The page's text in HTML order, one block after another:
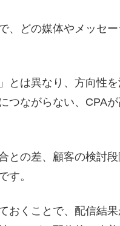
、どの媒体やメッセ
とは異なり、方向性
つながらない、CPA
との差、顧客の検討
す。
おくことで、配信結